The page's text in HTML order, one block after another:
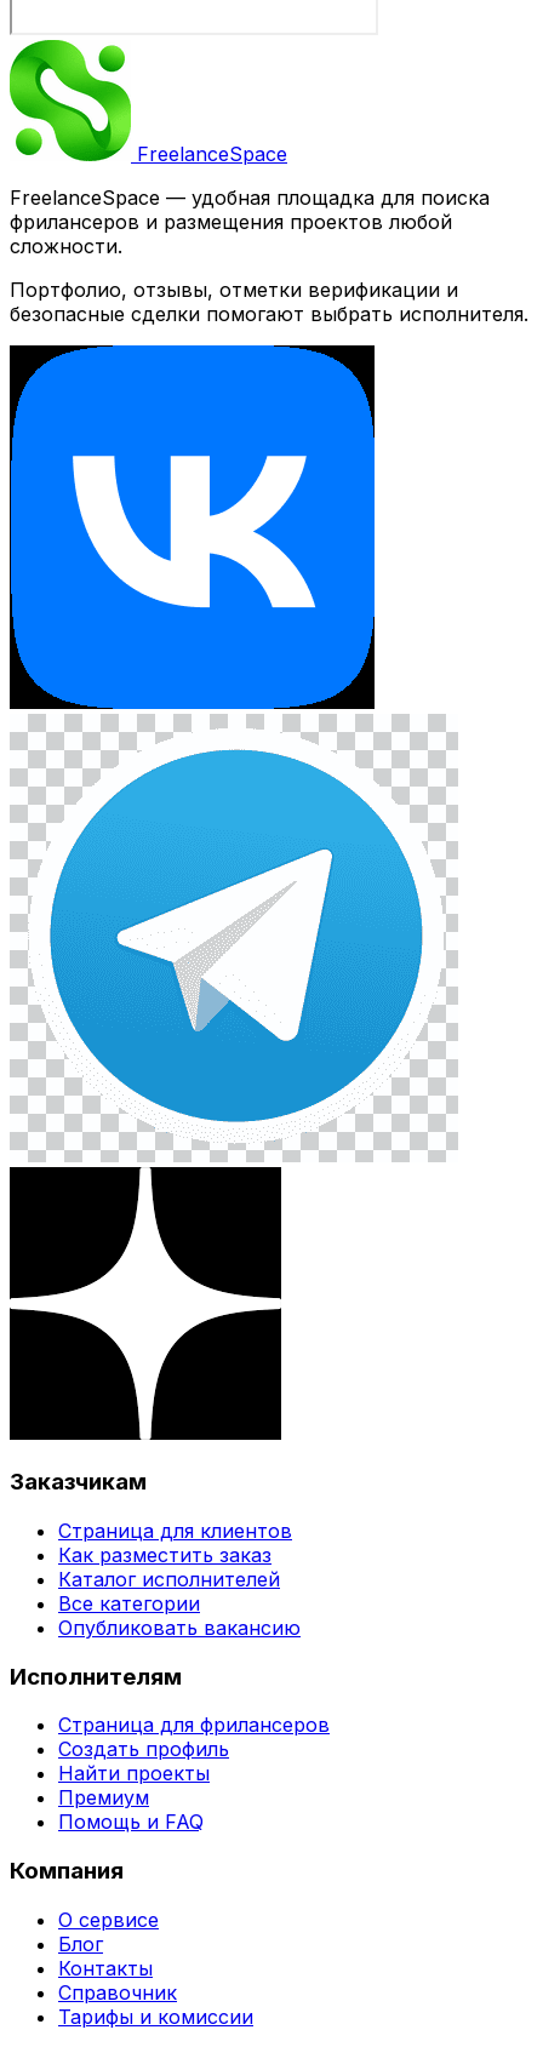
FreelanceSpace
FreelanceSpace — удобная площадка для поиска
фрилансеров и размещения проектов любой
сложности.
Портфолио, отзывы, отметки верификации и
безопасные сделки помогают выбрать исполнителя.
Заказчикам
Страница для клиентов
Как разместить заказ
Каталог исполнителей
Все категории
Опубликовать вакансию
Исполнителям
Страница для фрилансеров
Создать профиль
Найти проекты
Премиум
Помощь и FAQ
Компания
О сервисе
Блог
Контакты
Справочник
Тарифы и комиссии